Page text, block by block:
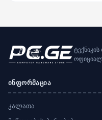
ინფორმაცია
კალათა